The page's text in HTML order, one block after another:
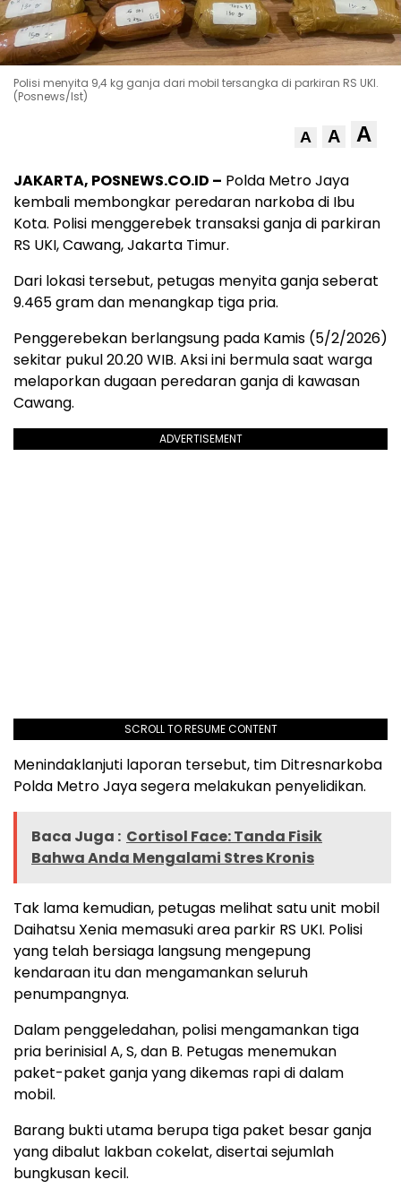
Polisi menyita 9,4 kg ganja dari mobil tersangka di parkiran RS UKI.
(Posnews/Ist)
A A A
JAKARTA, POSNEWS.CO.ID – Polda Metro Jaya
kembali membongkar peredaran narkoba di Ibu
Kota. Polisi menggerebek transaksi ganja di parkiran
RS UKI, Cawang, Jakarta Timur.
Dari lokasi tersebut, petugas menyita ganja seberat
9.465 gram dan menangkap tiga pria.
Penggerebekan berlangsung pada Kamis (5/2/2026)
sekitar pukul 20.20 WIB. Aksi ini bermula saat warga
melaporkan dugaan peredaran ganja di kawasan
Cawang.
ADVERTISEMENT
SCROLL TO RESUME CONTENT
Menindaklanjuti laporan tersebut, tim Ditresnarkoba
Polda Metro Jaya segera melakukan penyelidikan.
Baca Juga : Cortisol Face: Tanda Fisik
Bahwa Anda Mengalami Stres Kronis
Tak lama kemudian, petugas melihat satu unit mobil
Daihatsu Xenia memasuki area parkir RS UKI. Polisi
yang telah bersiaga langsung mengepung
kendaraan itu dan mengamankan seluruh
penumpangnya.
Dalam penggeledahan, polisi mengamankan tiga
pria berinisial A, S, dan B. Petugas menemukan
paket-paket ganja yang dikemas rapi di dalam
mobil.
Barang bukti utama berupa tiga paket besar ganja
yang dibalut lakban cokelat, disertai sejumlah
bungkusan kecil.